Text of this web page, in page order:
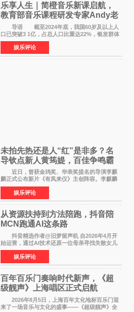
乐享人生｜简橙音乐新课启航，
教育部音乐课程研发专家Andy老
师重磅入驻领航银龄琴声
导语 截至2024年底，我国60岁及以上人
口已突破3 1亿，占总人口比重达22%，银发群体
的精神文化需求日益凸显。2024年1月，国务院办
公厅印发《关于发展银发经济增进老年人福祉的
意见》——这是
娱乐评论
未拍先热还是人“红”是非多？名
导钦点新人黄筠媞，百佳争鸣霸
气回应
近日，曾获金鸡奖、华表奖提名的导演李麒
麟正式公布新片《有凤来仪》主创阵容。李麒麟
早年凭电影《华容道》获得金鸡奖、华表奖提
名，此后长期参与国内外电影制作，其担任制片
人参与的作品亦曾
娱乐评论
从资源扶持到方法陪跑，抖音陪
MCN跑通AI这条路
抖音精选作者@旧梦留声机 自2026年4月开
始运营，通过AI技术还原一位母亲寻找失散女儿
的故事，凭借强情感表达获得大量用户关注，发
布仅21小时便获得超1亿曝光、超1000万互动。
此后，账号持续沿
娱乐评论
百年百乐门奏响时代新声，《超
级靓声》上海唱区正式启航
2026年8月5日，上海百年文化地标百乐门迎
来了一场音乐与文化的盛事——《超级靓声》全